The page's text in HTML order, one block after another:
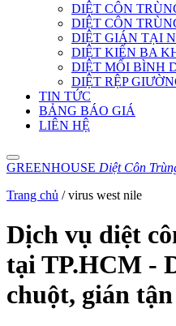
DIỆT CÔN
DIỆT CÔN
DIỆT GIÁN TẠI
DIỆT KIẾN BA
DIỆT MỐI BÌNH
DIỆT RỆP
TIN TỨC
BẢNG BÁO GIÁ
LIÊN HỆ
GREENHOUSE Diệt Côn
Trang chủ /virus west nile
Dịch vụ diệt
tại TP.HCM -
chuột, gián tận